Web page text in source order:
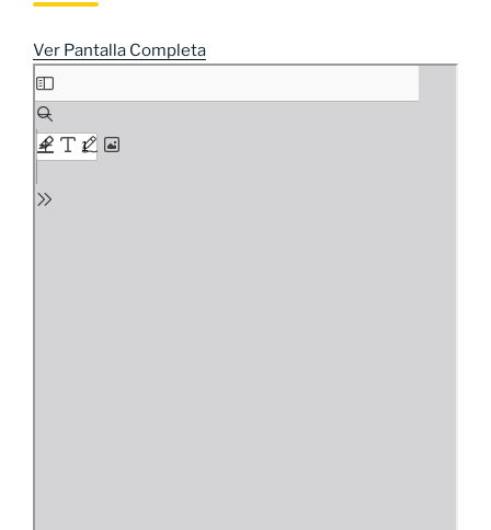
Ver Pantalla Completa
Saltar
al
contenido
del
PDF